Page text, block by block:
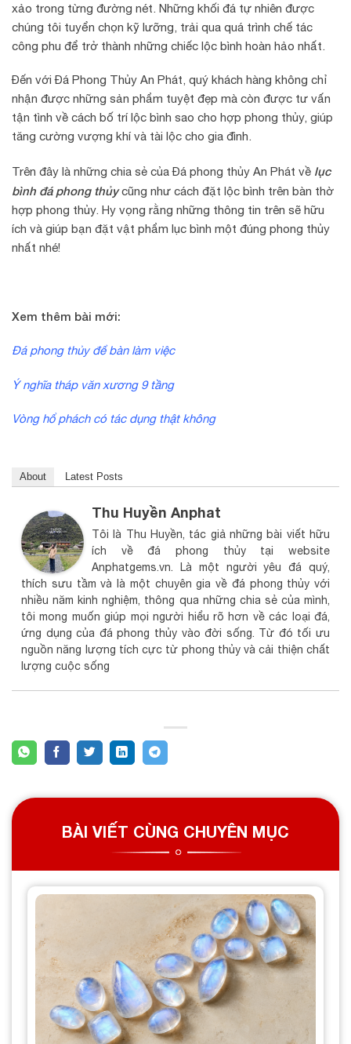
xảo trong từng đường nét. Những khối đá tự nhiên được
chúng tôi tuyển chọn kỹ lưỡng, trải qua quá trình chế tác
công phu để trở thành những chiếc lộc bình hoàn hảo nhất.
Đến với Đá Phong Thủy An Phát, quý khách hàng không chỉ
nhận được những sản phẩm tuyệt đẹp mà còn được tư vấn
tận tình về cách bố trí lộc bình sao cho hợp phong thủy, giúp
tăng cường vượng khí và tài lộc cho gia đình.
Trên đây là những chia sẻ của Đá phong thủy An Phát về lục
bình đá phong thủy cũng như cách đặt lộc bình trên bàn thờ
hợp phong thủy. Hy vọng rằng những thông tin trên sẽ hữu
ích và giúp bạn đặt vật phẩm lục bình một đúng phong thủy
nhất nhé!
Xem thêm bài mới:
Đá phong thủy để bàn làm việc
Ý nghĩa tháp văn xương 9 tầng
Vòng hổ phách có tác dụng thật không
About Latest Posts
Thu Huyền Anphat
Tôi là Thu Huyền, tác giả những bài viết hữu
ích về đá phong thủy tại website
Anphatgems.vn. Là một người yêu đá quý,
thích sưu tầm và là một chuyên gia về đá phong thủy với
nhiều năm kinh nghiệm, thông qua những chia sẻ của mình,
tôi mong muốn giúp mọi người hiểu rõ hơn về các loại đá,
ứng dụng của đá phong thủy vào đời sống. Từ đó tối ưu
nguồn năng lượng tích cực từ phong thủy và cải thiện chất
lượng cuộc sống
BÀI VIẾT CÙNG CHUYÊN MỤC